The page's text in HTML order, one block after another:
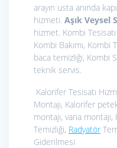
arayın usta anında
hizmeti. Aşık Veysel
hizmet. Kombi
Kombi Bakımı, Kombi
baca temizliği, Kombi
teknik servis.
Kalorifer Tesisatı
Montajı, Kalorifer
montajı, vana
Temizliği, Radyatör
Giderilmesi